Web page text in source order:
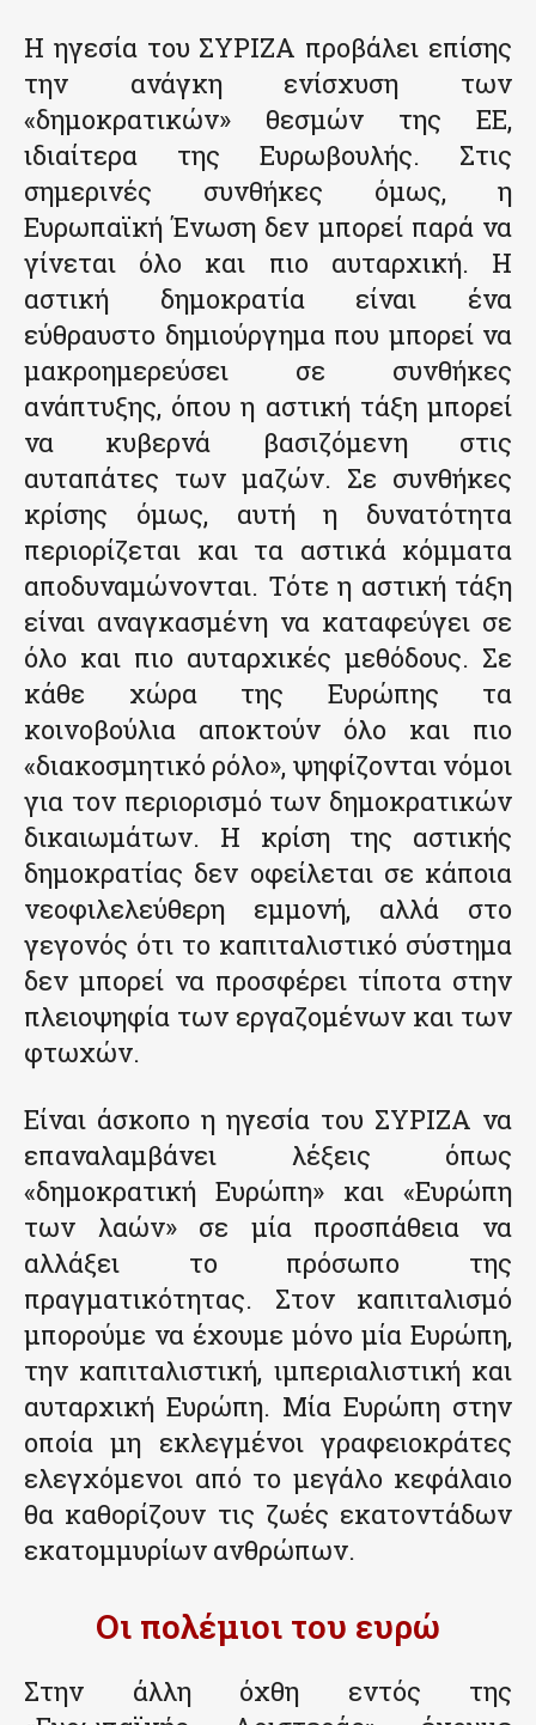
Η ηγεσία του ΣΥΡΙΖΑ προβάλει επίσης
την ανάγκη ενίσχυση των
«δημοκρατικών» θεσμών της ΕΕ,
ιδιαίτερα της Ευρωβουλής. Στις
σημερινές συνθήκες όμως, η
Ευρωπαϊκή Ένωση δεν μπορεί παρά να
γίνεται όλο και πιο αυταρχική. Η
αστική δημοκρατία είναι ένα
εύθραυστο δημιούργημα που μπορεί να
μακροημερεύσει σε συνθήκες
ανάπτυξης, όπου η αστική τάξη μπορεί
να κυβερνά βασιζόμενη στις
αυταπάτες των μαζών. Σε συνθήκες
κρίσης όμως, αυτή η δυνατότητα
περιορίζεται και τα αστικά κόμματα
αποδυναμώνονται. Τότε η αστική τάξη
είναι αναγκασμένη να καταφεύγει σε
όλο και πιο αυταρχικές μεθόδους. Σε
κάθε χώρα της Ευρώπης τα
κοινοβούλια αποκτούν όλο και πιο
«διακοσμητικό ρόλο», ψηφίζονται νόμοι
για τον περιορισμό των δημοκρατικών
δικαιωμάτων. Η κρίση της αστικής
δημοκρατίας δεν οφείλεται σε κάποια
νεοφιλελεύθερη εμμονή, αλλά στο
γεγονός ότι το καπιταλιστικό σύστημα
δεν μπορεί να προσφέρει τίποτα στην
πλειοψηφία των εργαζομένων και των
φτωχών.
Είναι άσκοπο η ηγεσία του ΣΥΡΙΖΑ να
επαναλαμβάνει λέξεις όπως
«δημοκρατική Ευρώπη» και «Ευρώπη
των λαών» σε μία προσπάθεια να
αλλάξει το πρόσωπο της
πραγματικότητας. Στον καπιταλισμό
μπορούμε να έχουμε μόνο μία Ευρώπη,
την καπιταλιστική, ιμπεριαλιστική και
αυταρχική Ευρώπη. Μία Ευρώπη στην
οποία μη εκλεγμένοι γραφειοκράτες
ελεγχόμενοι από το μεγάλο κεφάλαιο
θα καθορίζουν τις ζωές εκατοντάδων
εκατομμυρίων ανθρώπων.
Οι πολέμιοι του ευρώ
Στην άλλη όχθη εντός της